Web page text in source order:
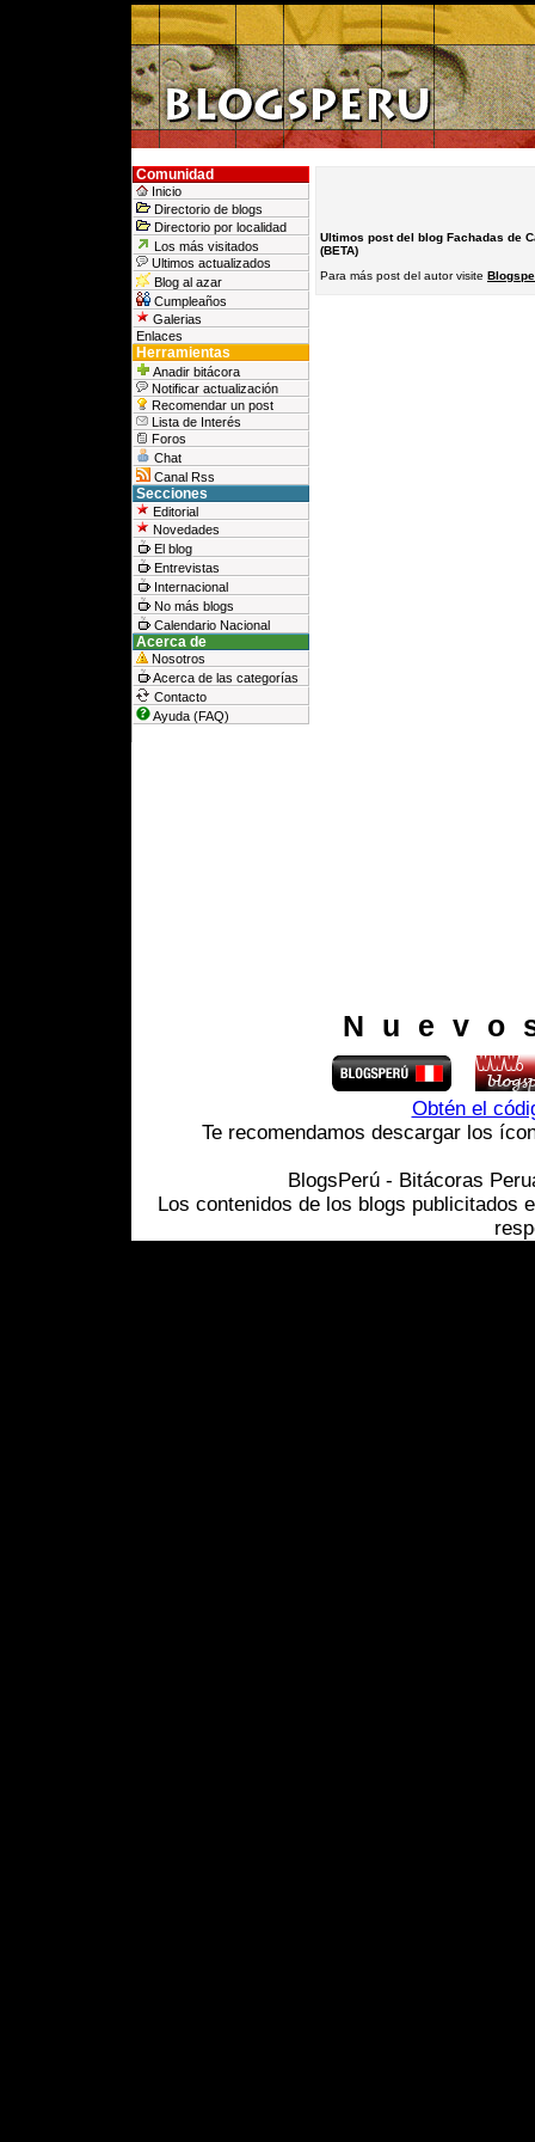
Comunidad
Inicio
Directorio de blogs
Directorio por localidad
Los más visitados
Ultimos actualizados
Blog al azar
Cumpleaños
Galerias
Enlaces
Herramientas
Anadir bitácora
Notificar actualización
Recomendar un post
Lista de Interés
Foros
Chat
Canal Rss
Secciones
Editorial
Novedades
El blog
Entrevistas
Internacional
No más blogs
Calendario Nacional
Acerca de
Nosotros
Acerca de las categorías
Contacto
Ayuda (FAQ)
Ultimos post del blog Fachadas de
(BETA)
Para más post del autor visite
Obtén el
Te recomendamos descargar los
BlogsPerú - Bitácoras
Los contenidos de los blogs publicitados